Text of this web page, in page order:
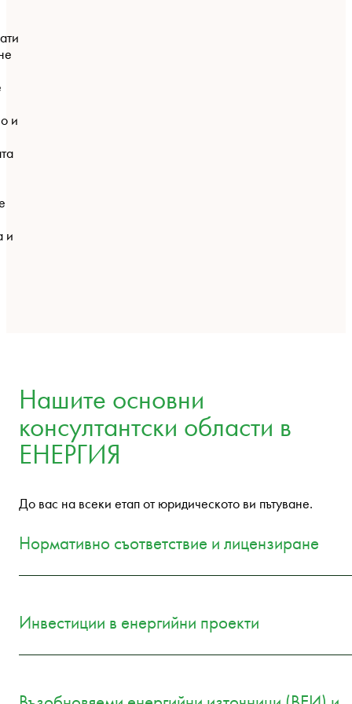
и
и
Нашите основни
консултантски области в
ЕНЕРГИЯ
До вас на всеки етап от юридическото ви пътуване.
Нормативно съответствие и лицензиране
Инвестиции в енергийни проекти